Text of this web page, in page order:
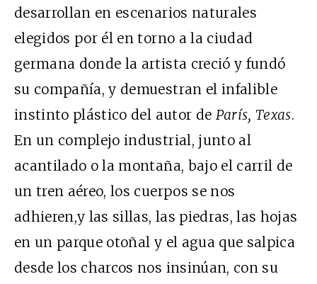
desarrollan en escenarios naturales
elegidos por él en torno a la ciudad
germana donde la artista creció y fundó
su compañía, y demuestran el infalible
instinto plástico del autor de París, Texas.
En un complejo industrial, junto al
acantilado o la montaña, bajo el carril de
un tren aéreo, los cuerpos se nos
adhieren,y las sillas, las piedras, las hojas
en un parque otoñal y el agua que salpica
desde los charcos nos insinúan, con su